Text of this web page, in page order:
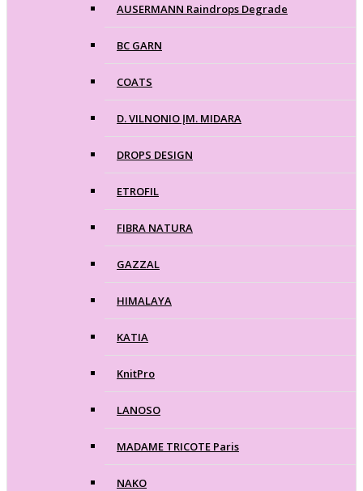
AUSERMANN Raindrops Degrade
BC GARN
COATS
D. VILNONIO ĮM. MIDARA
DROPS DESIGN
ETROFIL
FIBRA NATURA
GAZZAL
HIMALAYA
KATIA
KnitPro
LANOSO
MADAME TRICOTE Paris
NAKO